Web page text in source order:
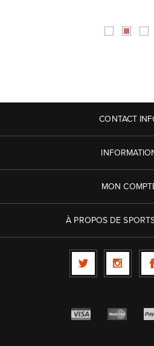
CONTACT
MON
À PROPOS DE